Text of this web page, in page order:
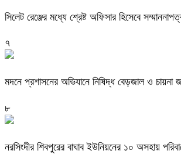
সিলেট রেঞ্জের মধ্যে শ্রেষ্ট অফিসার হিসেবে
৭
মদনে প্রশাসনের অভিযানে নিষিদ্ধ বেড়জাল ও চায়না
৮
নরসিংদীর শিবপুরের বাঘাব ইউনিয়নের ১০ অসহায়